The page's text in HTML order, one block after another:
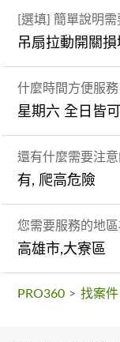
[選填] 簡單說明
吊扇拉動開關損
什麼時間方便服務
星期六 全日皆
還有什麼需要注意
有, 爬高危險
您需要服務的地區
高雄市,大寮區
PRO360 > 找案件